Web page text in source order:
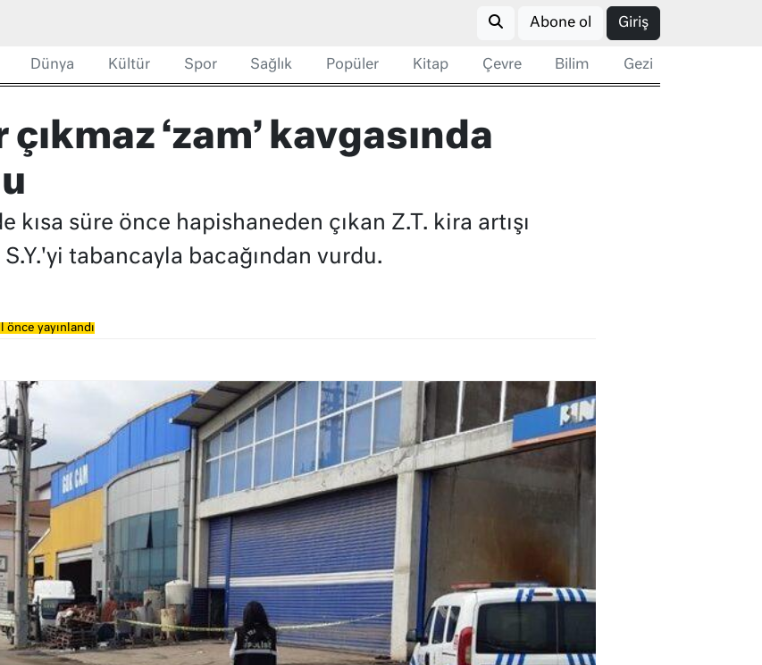
Abone ol Giriş
Dünya Kültür Spor Sağlık Popüler Kitap Çevre Bilim Gezi
‘zam’ kavgasında
süre önce hapishaneden çıkan Z.T. kira artışı
S.Y.'yi tabancayla bacağından vurdu.
önce yayınlandı